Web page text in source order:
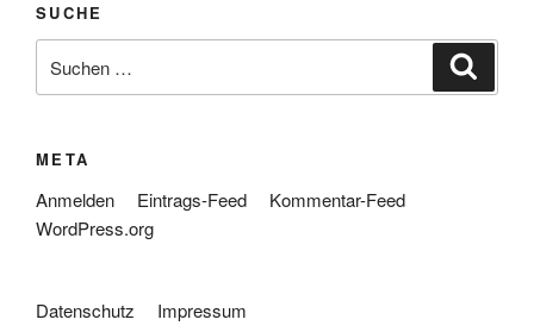
SUCHE
nach:
META
Anmelden Eintrags-Feed
Kommentar-Feed
WordPress.org
Datenschutz Impressum